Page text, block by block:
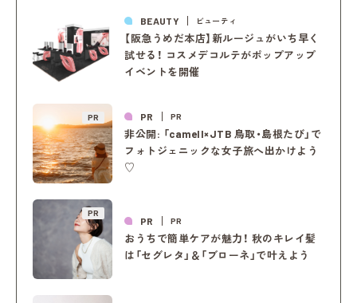
BEAUTY ビューティ
【阪急うめだ本店】新ルージュがいち早く
試せる！ コスメデコルテがポップアップ
イベントを開催
PR PR PR
非公開: 「camell×JTB 鳥取・島根たび」で
フォトジェニックな女子旅へ出かけよう
♡
PR
PR PR
おうちで簡単ケアが魅力！ 秋のキレイ髪
は「セグレタ」＆「ブローネ」で叶えよう